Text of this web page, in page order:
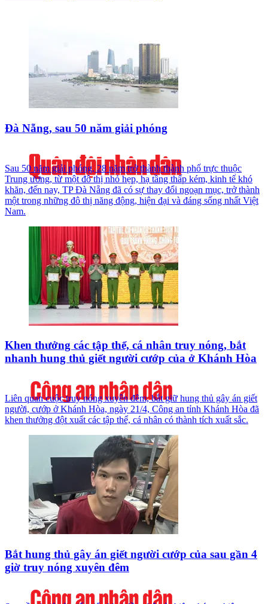
Đà Nẵng, sau 50 năm giải phóng
Sau 50 năm giải phóng, 28 năm trở thành thành phố trực thuộc
Trung ương, từ một đô thị nhỏ hẹp, hạ tầng thấp kém, kinh tế khó
khăn, đến nay, TP Đà Nẵng đã có sự thay đổi ngoạn mục, trở thành
một trong những đô thị năng động, hiện đại và đáng sống nhất Việt
Nam.
Khen thưởng các tập thể, cá nhân truy nóng, bắt
nhanh hung thủ giết người cướp của ở Khánh Hòa
Liên quan cuộc truy nóng xuyên đêm, bắt giữ hung thủ gây án giết
người, cướp ở Khánh Hòa, ngày 21/4, Công an tỉnh Khánh Hòa đã
khen thưởng đột xuất các tập thể, cá nhân có thành tích xuất sắc.
Bắt hung thủ gây án giết người cướp của sau gần 4
giờ truy nóng xuyên đêm